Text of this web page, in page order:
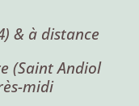
& à distance
(Saint Andiol
midi